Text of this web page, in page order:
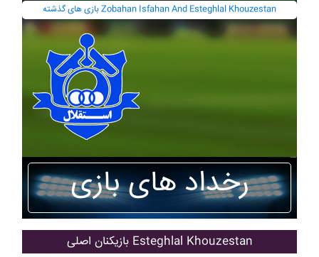
بازی های گذشته Zobahan Isfahan And Esteghlal Khouzestan
رخداد های بازی
بازیکنان اصلی Esteghlal Khouzestan